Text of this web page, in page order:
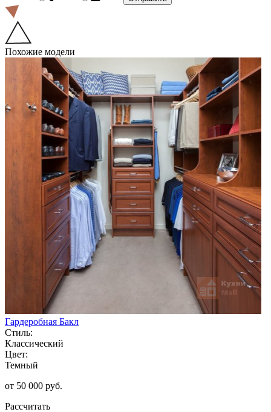
Похожие модели
Гардеробная Бакл
Стиль:
Классический
Цвет:
Темный
от 50 000 руб.
Рассчитать